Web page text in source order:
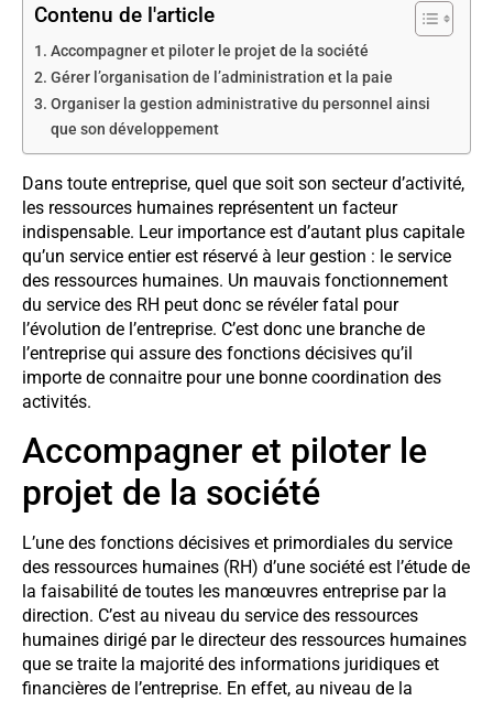
Contenu de l'article
Accompagner et piloter le projet de la société
Gérer l’organisation de l’administration et la paie
Organiser la gestion administrative du personnel ainsi
que son développement
Dans toute entreprise, quel que soit son secteur d’activité,
les ressources humaines représentent un facteur
indispensable. Leur importance est d’autant plus capitale
qu’un service entier est réservé à leur gestion : le service
des ressources humaines. Un mauvais fonctionnement
du service des RH peut donc se révéler fatal pour
l’évolution de l’entreprise. C’est donc une branche de
l’entreprise qui assure des fonctions décisives qu’il
importe de connaitre pour une bonne coordination des
activités.
Accompagner et piloter le
projet de la société
L’une des fonctions décisives et primordiales du service
des ressources humaines (RH) d’une société est l’étude de
la faisabilité de toutes les manœuvres entreprise par la
direction. C’est au niveau du service des ressources
humaines dirigé par le directeur des ressources humaines
que se traite la majorité des informations juridiques et
financières de l’entreprise. En effet, au niveau de la